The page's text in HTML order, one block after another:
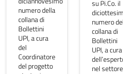
numero della
collana di
Bollettini
UPI, a cura
del
Coordinatore
del progetto
su Pi.Co. il
numero
collana di
Bollettini
UPI, a cura
nel settore